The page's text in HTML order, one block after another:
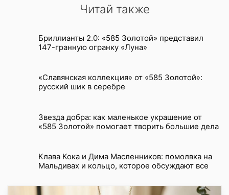
Читай также
Бриллианты 2.0: «585 Золотой» представил
147-гранную огранку «Луна»
«Славянская коллекция» от «585 Золотой»:
русский шик в серебре
Звезда добра: как маленькое украшение от
«585 Золотой» помогает творить большие дела
Клава Кока и Дима Масленников: помолвка на
Мальдивах и кольцо, которое обсуждают все